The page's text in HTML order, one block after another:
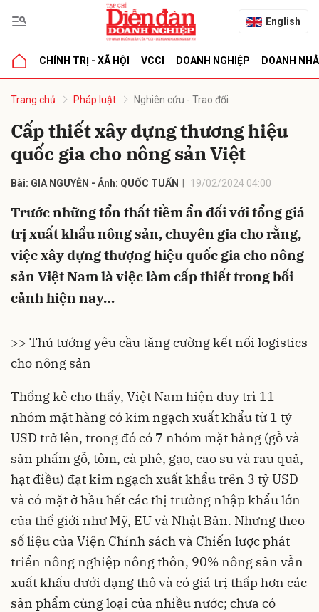
English
CHÍNH TRỊ - XÃ HỘI VCCI DOANH NGHIỆP DOANH
Trang chủ Pháp luật Nghiên cứu - Trao đổi
Cấp thiết xây dựng thương hiệu
quốc gia cho nông sản Việt
Bài: GIA NGUYỄN - Ảnh: QUỐC TUẤN 19/02/2024 04:00
Trước những tổn thất tiềm ẩn đối với tổng giá
trị xuất khẩu nông sản, chuyên gia cho rằng,
việc xây dựng thượng hiệu quốc gia cho nông
sản Việt Nam là việc làm cấp thiết trong bối
cảnh hiện nay…
>> Thủ tướng yêu cầu tăng cường kết nối logistics
cho nông sản
Thống kê cho thấy, Việt Nam hiện duy trì 11
nhóm mặt hàng cókim ngạch xuất khẩutừ 1 tỷ
USD trở lên, trong đó có 7 nhóm mặt hàng (gỗ và
sản phẩm gỗ, tôm, cà phê, gạo, cao su và rau quả,
hạt điều) đạt kim ngạch xuất khẩu trên 3 tỷ USD
và có mặt ở hầu hết cácthị trường nhập khẩu lớn
của thế giới như Mỹ, EU và Nhật Bản. Nhưng theo
số liệu của Viện Chính sách và Chiến lược phát
triển nông nghiệp nông thôn, 90% nông sản vẫn
xuất khẩu dưới dạng thô và có giá trị thấp hơn các
sản phẩm cùng loại của nhiều nước; chưa có
luận
Hủy